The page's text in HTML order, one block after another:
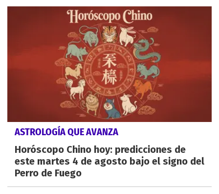
ASTROLOGÍA QUE AVANZA
Horóscopo Chino hoy: predicciones de
este martes 4 de agosto bajo el signo del
Perro de Fuego